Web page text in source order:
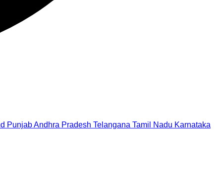
PunjabAndhra Pradesh Telangana Tamil Nadu Karnataka